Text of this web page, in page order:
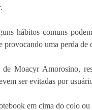
hábitos comuns
provocando uma perda de
Moacyr Amorosino,
ser evitadas por
em cima do colo ou